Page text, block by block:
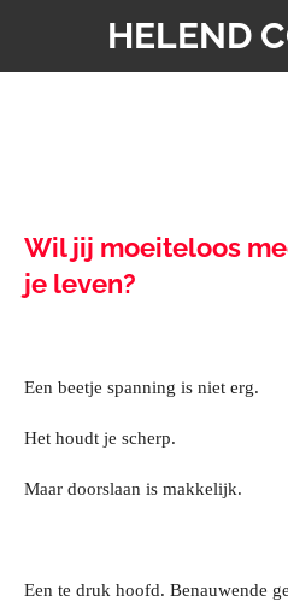
HELEND
Wil jij moeiteloos
je leven?
Een beetje spanning is niet erg.
Het houdt je scherp.
Maar doorslaan is makkelijk.
Een te druk hoofd. Benauwende